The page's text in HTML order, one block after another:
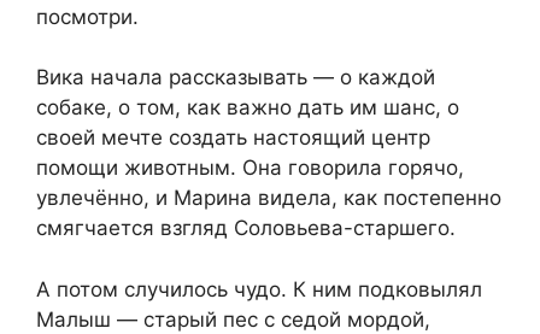
посмотри.
Вика начала рассказывать — о каждой
собаке, о том, как важно дать им шанс, о
своей мечте создать настоящий центр
помощи животным. Она говорила горячо,
увлечённо, и Марина видела, как постепенно
смягчается взгляд Соловьева-старшего.
А потом случилось чудо. К ним подковылял
Малыш — старый пес с седой мордой,